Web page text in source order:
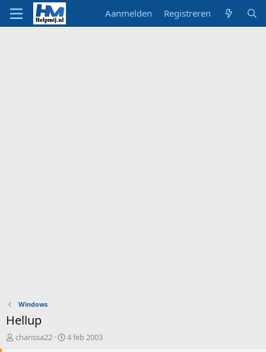
Aanmelden Registreren
Windows
Hellup
O
charissa22
S
4 feb 2003